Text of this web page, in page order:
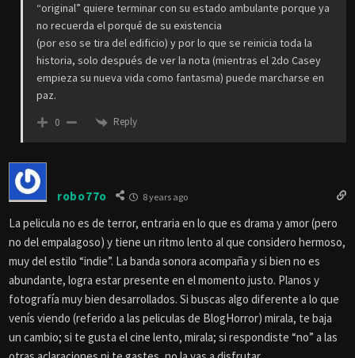
“original” quiere terminar con su estado ambulante porque ya
no recuerda el porqué de su existencia
(por eso se tira del edificio) y por lo que se reinicia toda la
historia, solo después de ver la nota (mientras el 2do Casey
empieza su nueva vida como fantasma) puede marcharse en
paz.
0 Reply
robo77o 8 years ago
La pelicula no es de terror, entraria en lo que es drama y amor (pero
no del empalagoso) y tiene un ritmo lento al que considero hermoso,
muy del estilo “indie”. La banda sonora acompaña y si bien no es
abundante, logra estar presente en el momento justo. Planos y
fotografía muy bien desarrollados. Si buscas algo diferente a lo que
venís viendo (referido a las peliculas de BlogHorror) mirala, te baja
un cambio; si te gusta el cine lento, mirala; si respondiste “no” a las